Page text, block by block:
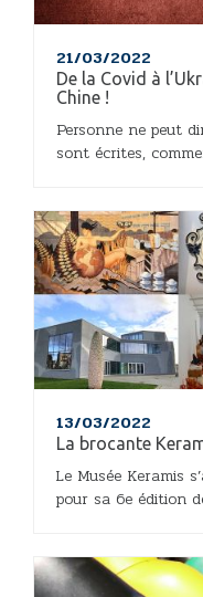
21/03/2022
De la Covid à
Chine !
Personne ne peut
sont écrites,
13/03/2022
La brocante
Le Musée Keramis
pour sa 6e édition